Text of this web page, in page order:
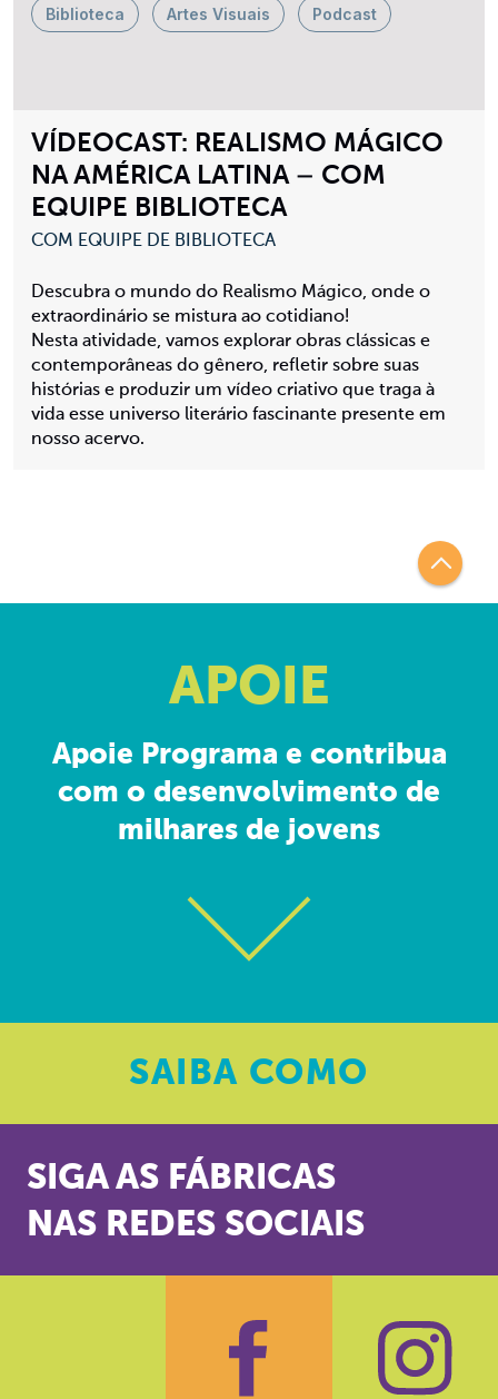
VÍDEOCAST: REALISMO MÁGICO
NA AMÉRICA LATINA – COM
EQUIPE BIBLIOTECA
COM EQUIPE DE BIBLIOTECA
Descubra o mundo do Realismo Mágico, onde o
extraordinário se mistura ao cotidiano!
Nesta atividade, vamos explorar obras clássicas e
contemporâneas do gênero, refletir sobre suas
histórias e produzir um vídeo criativo que traga à
vida esse universo literário fascinante presente em
nosso acervo.
Biblioteca Artes Visuais Podcast
APOIE
Apoie Programa e contribua
com o desenvolvimento de
milhares de jovens
SAIBA COMO
SIGA AS FÁBRICAS
NAS REDES SOCIAIS